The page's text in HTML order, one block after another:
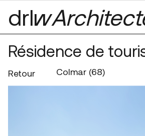
drl§
Résidence de
Retour Colmar (68)